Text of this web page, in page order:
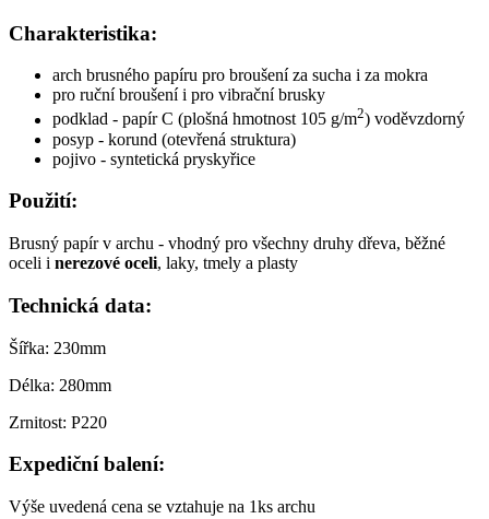
Charakteristika:
arch brusného papíru pro broušení za sucha i za mokra
pro ruční broušení i pro vibrační brusky
podklad - papír C (plošná hmotnost 105 g/m2) voděvzdorný
posyp - korund (otevřená struktura)
pojivo - syntetická pryskyřice
Použití:
Brusný papír v archu - vhodný pro všechny druhy dřeva, běžné
oceli i nerezové oceli, laky, tmely a plasty
Technická data:
Šířka: 230mm
Délka: 280mm
Zrnitost: P220
Expediční balení:
Výše uvedená cena se vztahuje na 1ks archu